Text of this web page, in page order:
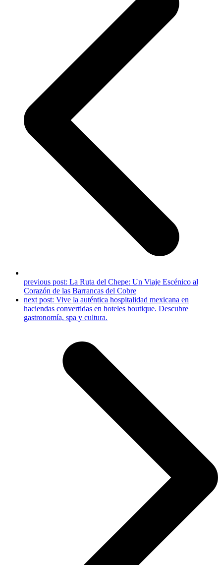
previous post: La Ruta del Chepe: Un Viaje Escénico al
Corazón de las Barrancas del Cobre
next post: Vive la auténtica hospitalidad mexicana en
haciendas convertidas en hoteles boutique. Descubre
gastronomía, spa y cultura.